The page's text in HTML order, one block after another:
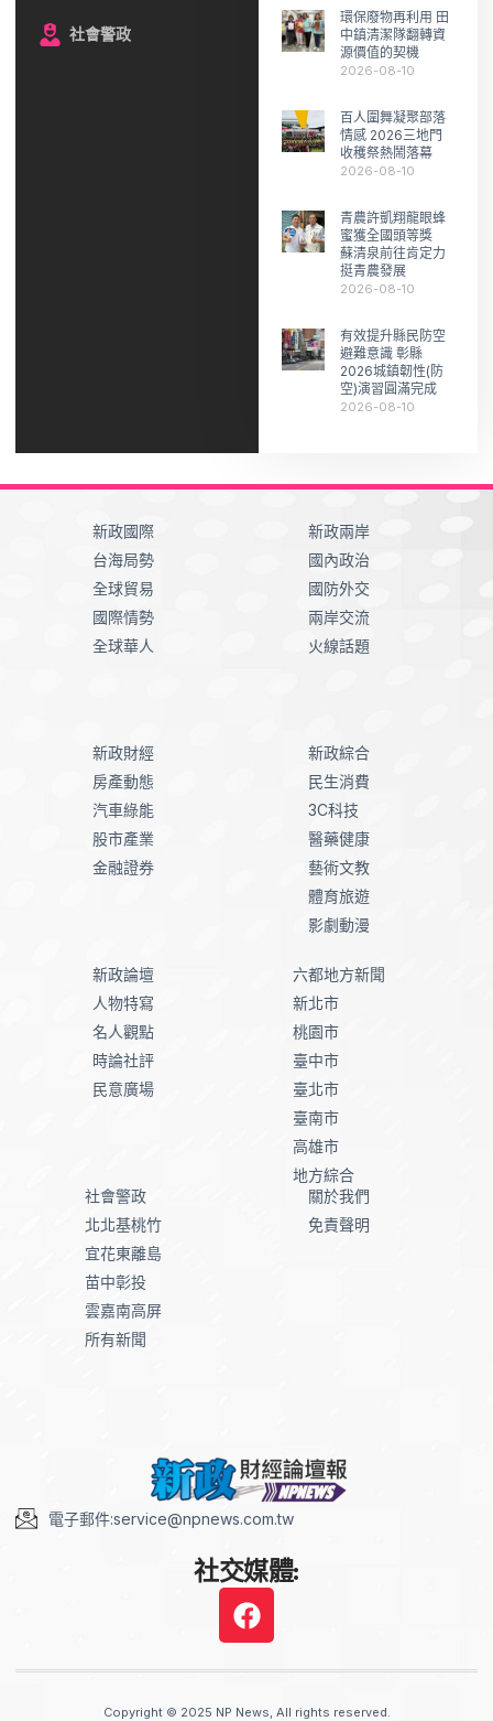
社會警政
環保廢物再利用 田
中鎮清潔隊翻轉資
源價值的契機
2026-08-10
百人圍舞凝聚部落
情感 2026三地門
收穫祭熱鬧落幕
2026-08-10
青農許凱翔龍眼蜂
蜜獲全國頭等獎
蘇清泉前往肯定力
挺青農發展
2026-08-10
有效提升縣民防空
避難意識 彰縣
2026城鎮韌性(防
空)演習圓滿完成
2026-08-10
新政國際
台海局勢
全球貿易
國際情勢
全球華人
新政兩岸
國內政治
國防外交
兩岸交流
火線話題
新政財經
房產動態
汽車綠能
股市產業
金融證券
新政綜合
民生消費
3C科技
醫藥健康
藝術文教
體育旅遊
影劇動漫
新政論壇
人物特寫
名人觀點
時論社評
民意廣場
六都地方新聞
新北市
桃園市
臺中市
臺北市
臺南市
高雄市
地方綜合
社會警政
北北基桃竹
宜花東離島
苗中彰投
雲嘉南高屏
所有新聞
關於我們
免責聲明
電子郵件:service@npnews.com.tw
社交媒體:
Copyright © 2025 NP News, All rights reserved.